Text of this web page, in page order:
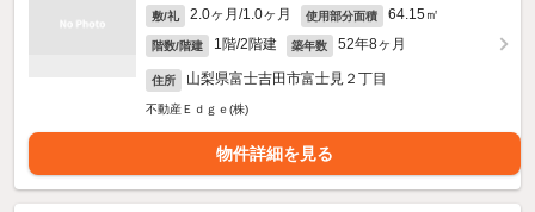
敷/礼 2.0ヶ月/1.0ヶ月 使用部分面積 64.15㎡
階数/階建 1階/2階建 築年数 52年8ヶ月
住所 山梨県富士吉田市富士見２丁目
不動産Ｅｄｇｅ(株)
物件詳細を見る